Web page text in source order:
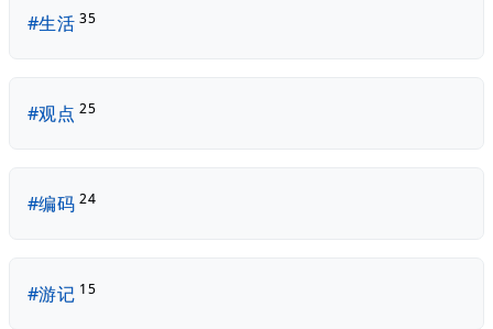
#生活 35
#观点 25
#编码 24
#游记 15